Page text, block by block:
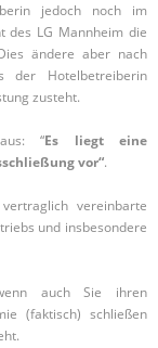
jedoch noch im
des LG Mannheim die
ändere aber nach
der Hotelbetreiberin
zusteht.
“Es liegt eine
vor“.
vereinbarte
und insbesondere
auch Sie ihren
(faktisch) schließen